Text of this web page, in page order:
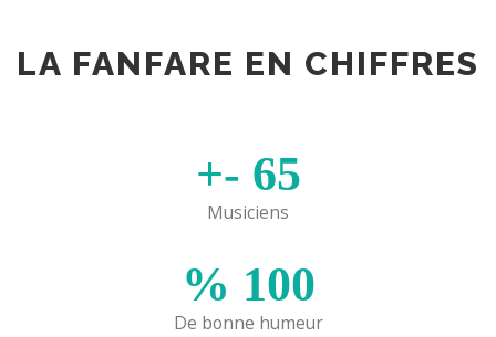
LA FANFARE EN CHIFFRES
+- 65
Musiciens
% 100
De bonne humeur